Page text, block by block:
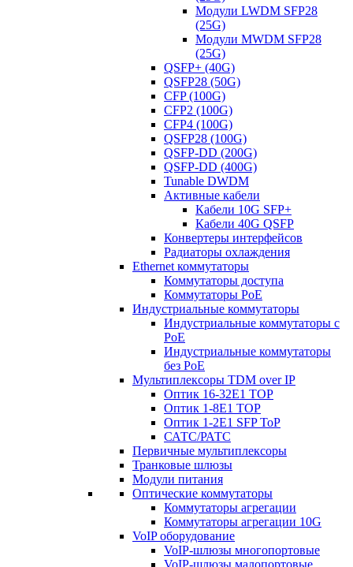
Модули LWDM SFP28
(25G)
Модули MWDM SFP28
(25G)
QSFP+ (40G)
QSFP28 (50G)
CFP (100G)
CFP2 (100G)
CFP4 (100G)
QSFP28 (100G)
QSFP-DD (200G)
QSFP-DD (400G)
Tunable DWDM
Активные кабели
Кабели 10G SFP+
Кабели 40G QSFP
Конвертеры интерфейсов
Радиаторы охлаждения
Ethernet коммутаторы
Коммутаторы доступа
Коммутаторы PoE
Индустриальные коммутаторы
Индустриальные коммутаторы с
PoE
Индустриальные коммутаторы
без PoE
Мультиплексоры TDM over IP
Оптик 16-32E1 TOP
Оптик 1-8E1 TOP
Оптик 1-2E1 SFP ToP
САТС/РАТС
Первичные мультиплексоры
Транковые шлюзы
Модули питания
Оптические коммутаторы
Коммутаторы агрегации
Коммутаторы агрегации 10G
VoIP оборудование
VoIP-шлюзы многопортовые
VoIP-шлюзы малопортовые